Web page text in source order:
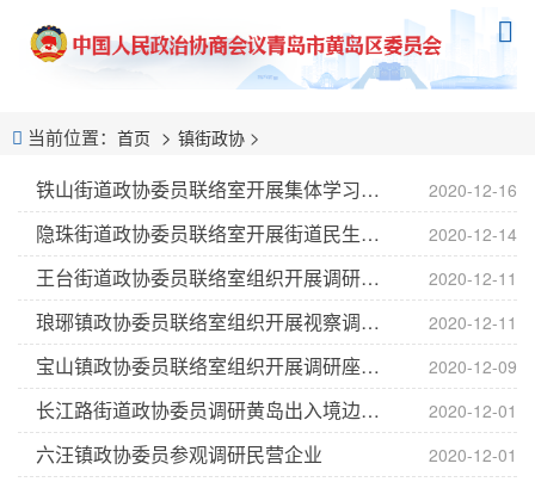
当前位置： 首页 镇街政协 >
铁山街道政协委员联络室开展集体学习和视察调研活动 2020-12-16
隐珠街道政协委员联络室开展街道民生实事工作情况专题视察活动 2020-12-14
王台街道政协委员联络室组织开展调研活动 2020-12-11
琅琊镇政协委员联络室组织开展视察调研活动 2020-12-11
宝山镇政协委员联络室组织开展调研座谈会 2020-12-09
长江路街道政协委员调研黄岛出入境边防检查站 2020-12-01
六汪镇政协委员参观调研民营企业 2020-12-01